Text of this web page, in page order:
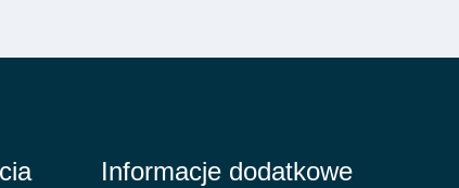
Informacje dodatkowe